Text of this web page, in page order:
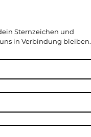
Sternzeichen und
in Verbindung bleiben.